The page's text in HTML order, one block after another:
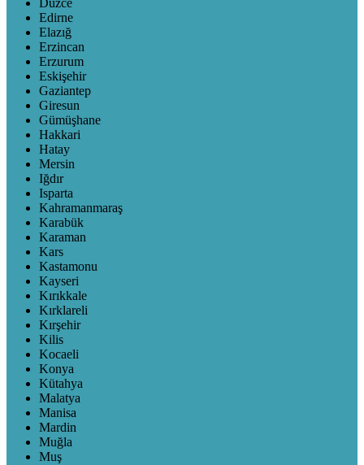
Düzce
Edirne
Elazığ
Erzincan
Erzurum
Eskişehir
Gaziantep
Giresun
Gümüşhane
Hakkari
Hatay
Mersin
Iğdır
Isparta
Kahramanmaraş
Karabük
Karaman
Kars
Kastamonu
Kayseri
Kırıkkale
Kırklareli
Kırşehir
Kilis
Kocaeli
Konya
Kütahya
Malatya
Manisa
Mardin
Muğla
Muş